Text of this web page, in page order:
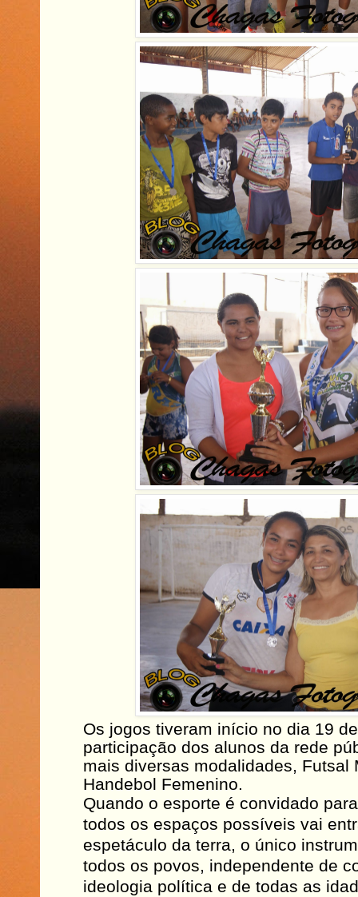
Os jogos tiveram início no dia 19
participação dos alunos da rede
mais diversas modalidades, Futsal
Handebol Femenino.
Quando o esporte é convidado
todos os espaços possíveis vai
espetáculo da terra, o único
todos os povos, independente de
ideologia política e de todas as